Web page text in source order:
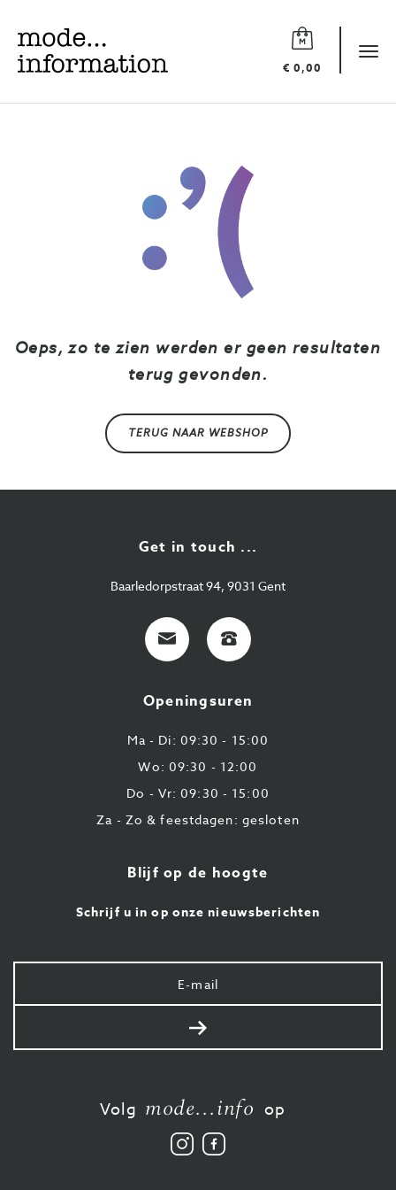
€ 0,00
Mode
information
Oeps, zo te zien werden er geen resultaten
terug gevonden.
TERUG NAAR WEBSHOP
Get in touch ...
Baarledorpstraat 94, 9031 Gent
E-
mail
+32
9
43
87
Openingsuren
Ma - Di: 09:30 - 15:00
Wo: 09:30 - 12:00
Do - Vr: 09:30 - 15:00
Za - Zo & feestdagen: gesloten
Blijf op de hoogte
Schrijf u in op onze nieuwsberichten
Uw
e-
mail
Verstuur
Volg mode...info op
Volg
ons
Vind
ons